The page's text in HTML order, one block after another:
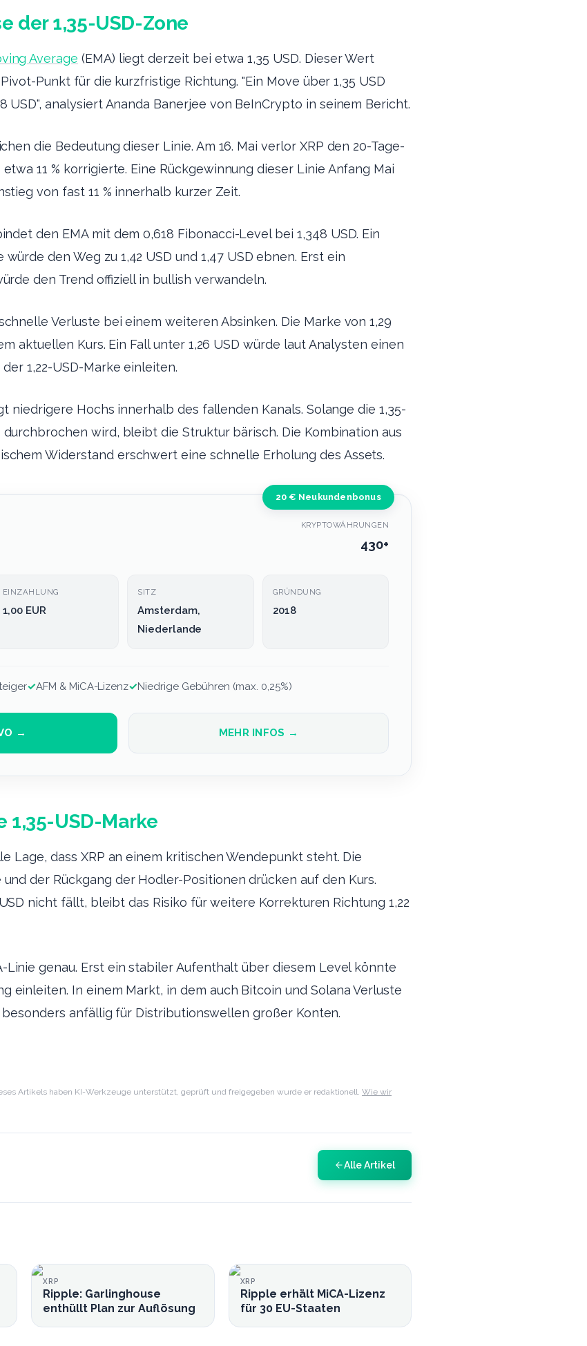
der 1,35-USD-Zone
Average (EMA) liegt derzeit bei etwa 1,35 USD. Dieser Wert
Punkt für die kurzfristige Richtung. "Ein Move über 1,35 USD
USD", analysiert Ananda Banerjee von BeInCrypto in seinem Bericht.
die Bedeutung dieser Linie. Am 16. Mai verlor XRP den 20-Tage-
11 % korrigierte. Eine Rückgewinnung dieser Linie Anfang Mai
von fast 11 % innerhalb kurzer Zeit.
den EMA mit dem 0,618 Fibonacci-Level bei 1,348 USD. Ein
den Weg zu 1,42 USD und 1,47 USD ebnen. Erst ein
den Trend offiziell in bullish verwandeln.
Verluste bei einem weiteren Absinken. Die Marke von 1,29
aktuellen Kurs. Ein Fall unter 1,26 USD würde laut Analysten einen
1,22-USD-Marke einleiten.
niedrigere Hochs innerhalb des fallenden Kanals. Solange die 1,35-
wird, bleibt die Struktur bärisch. Die Kombination aus
Widerstand erschwert eine schnelle Erholung des Assets.
20 € Neukundenbonus
KRYPTOWÄHRUNGEN
430+
EINZAHLUNG
1,00 EUR
SITZ
Amsterdam,
Niederlande
GRÜNDUNG
2018
✓AFM & MiCA-Lizenz✓Niedrige Gebühren (max. 0,25%)
→ MEHR INFOS →
1,35-USD-Marke
Lage, dass XRP an einem kritischen Wendepunkt steht. Die
der Rückgang der Hodler-Positionen drücken auf den Kurs.
nicht fällt, bleibt das Risiko für weitere Korrekturen Richtung 1,22
Linie genau. Erst ein stabiler Aufenthalt über diesem Level könnte
einleiten. In einem Markt, in dem auch Bitcoin und Solana Verluste
anfällig für Distributionswellen großer Konten.
Artikels haben KI-Werkzeuge unterstützt, geprüft und freigegeben wurde er redaktionell. Wie wir
Alle Artikel
XRP
Ripple: Garlinghouse
enthüllt Plan zur Auflösung
XRP
Ripple erhält MiCA-Lizenz
für 30 EU-Staaten